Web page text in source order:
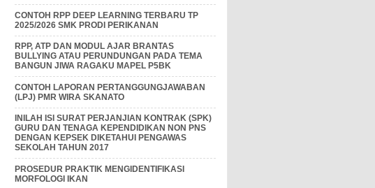
CONTOH RPP DEEP LEARNING TERBARU TP
2025/2026 SMK PRODI PERIKANAN
RPP, ATP DAN MODUL AJAR BRANTAS
BULLYING ATAU PERUNDUNGAN PADA TEMA
BANGUN JIWA RAGAKU MAPEL P5BK
CONTOH LAPORAN PERTANGGUNGJAWABAN
(LPJ) PMR WIRA SKANATO
INILAH ISI SURAT PERJANJIAN KONTRAK (SPK)
GURU DAN TENAGA KEPENDIDIKAN NON PNS
DENGAN KEPSEK DIKETAHUI PENGAWAS
SEKOLAH TAHUN 2017
PROSEDUR PRAKTIK MENGIDENTIFIKASI
MORFOLOGI IKAN